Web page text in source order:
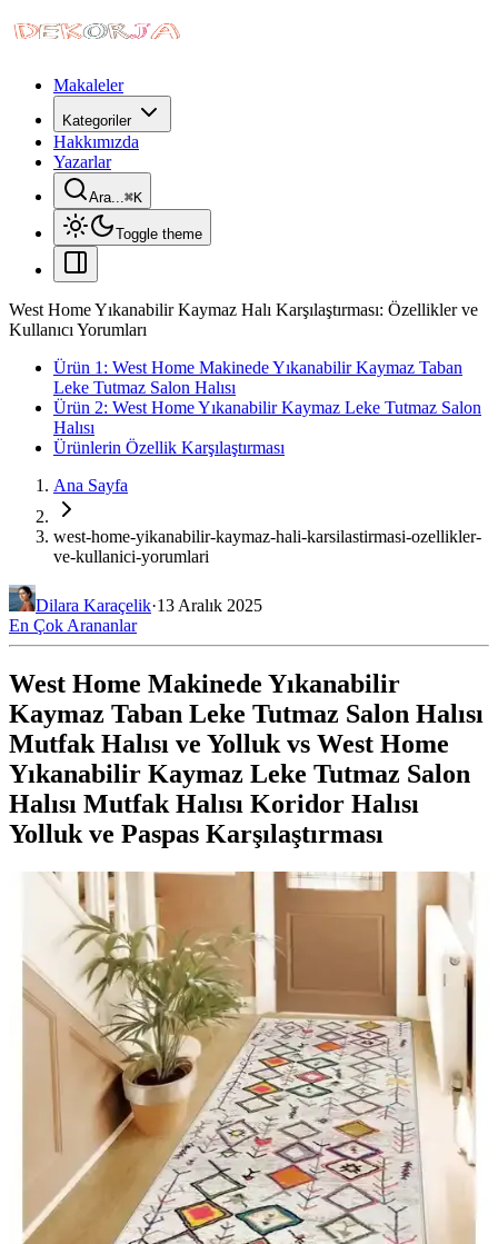
Makaleler
Kategoriler
Hakkımızda
Yazarlar
Ara...⌘K
Toggle theme
West Home Yıkanabilir Kaymaz Halı Karşılaştırması: Özellikler ve
Kullanıcı Yorumları
Ürün 1: West Home Makinede Yıkanabilir Kaymaz Taban
Leke Tutmaz Salon Halısı
Ürün 2: West Home Yıkanabilir Kaymaz Leke Tutmaz Salon
Halısı
Ürünlerin Özellik Karşılaştırması
Ana Sayfa
west-home-yikanabilir-kaymaz-hali-karsilastirmasi-ozellikler-
ve-kullanici-yorumlari
Dilara Karaçelik·13 Aralık 2025
En Çok Arananlar
West Home Makinede Yıkanabilir
Kaymaz Taban Leke Tutmaz Salon Halısı
Mutfak Halısı ve Yolluk vs West Home
Yıkanabilir Kaymaz Leke Tutmaz Salon
Halısı Mutfak Halısı Koridor Halısı
Yolluk ve Paspas Karşılaştırması